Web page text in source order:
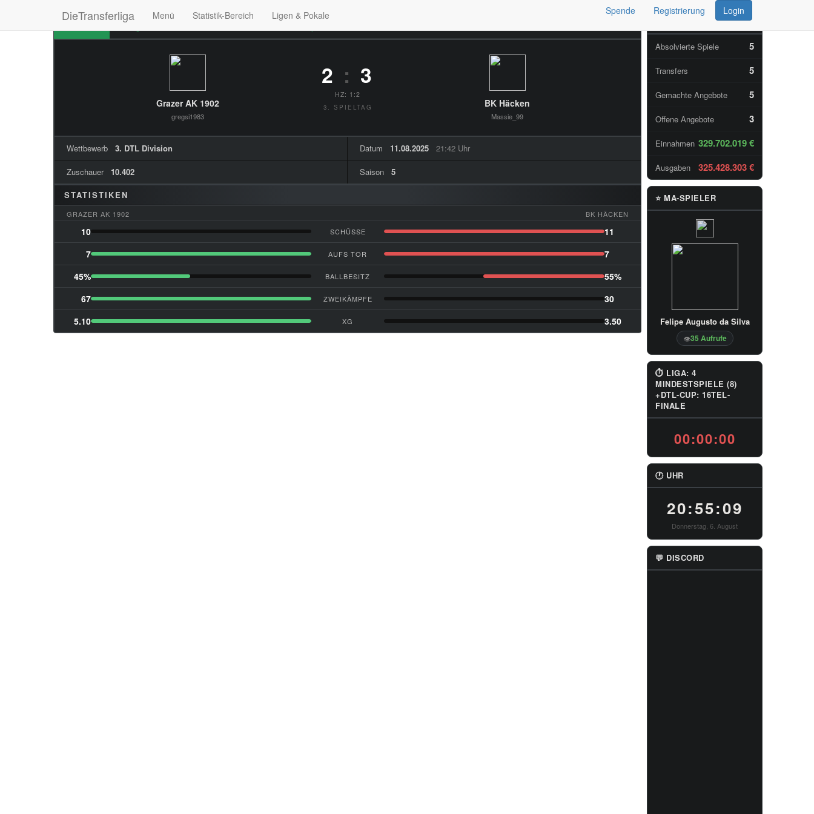
DieTransferliga Menü Statistik-Bereich Ligen & Pokale Spende Registrierung
Login
Ereignisse
Grazer AK 1902
gregsi1983
2 : 3
HZ: 1:2
3. SPIELTAG BK Häcken
Massie_99
Wettbewerb 3. DTL Division Datum 11.08.2025 21:42 Uhr
Zuschauer 10.402 Saison
5
STATISTIKEN
GRAZER AK 1902 BK HÄCKEN
10 SCHÜSSE
11
7
AUFS TOR
7
45%
BALLBESITZ
55%
67
ZWEIKÄMPFE
30
5.10
XG 3.50
📊 TAGESSTATISTIKEN
Absolvierte Spiele 5
Transfers 5
Gemachte Angebote 5
Offene Angebote 3
Einnahmen 329.702.019 €
Ausgaben 325.428.303 €
⭐ MA-SPIELER
Felipe Augusto da Silva
👁35 Aufrufe
⏱ LIGA: 4
MINDESTSPIELE (8)
+DTL-CUP: 16TEL-
FINALE
00:00:00
🕐 UHR
20:55:10
Donnerstag, 6. August
💬 DISCORD